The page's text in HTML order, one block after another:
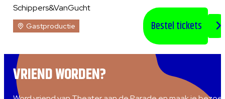
Schippers&VanGucht
Gastproductie Bestel tickets
VRIEND WORDEN?